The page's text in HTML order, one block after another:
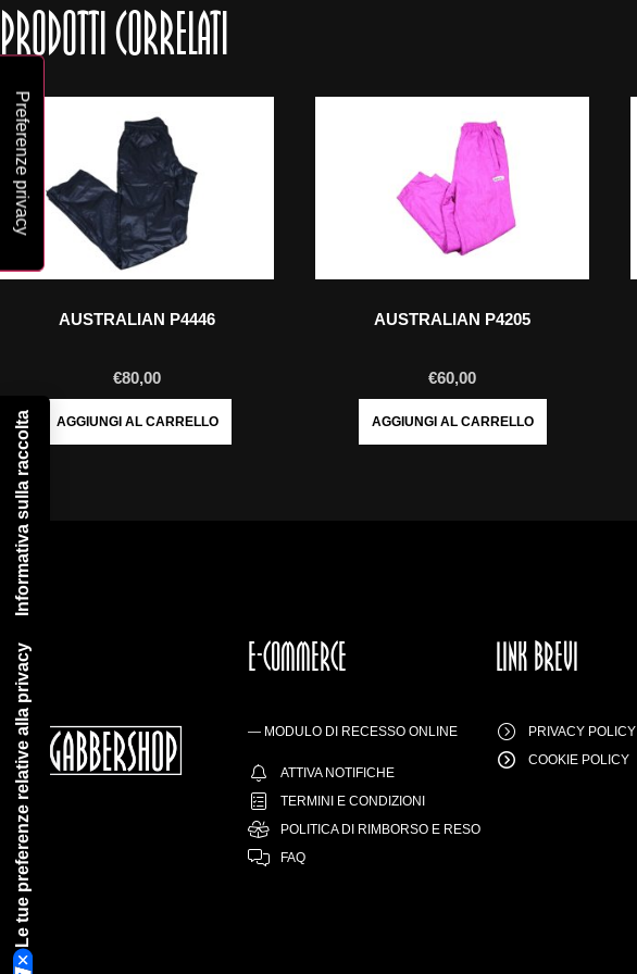
PRODOTTI CORRELATI
AUSTRALIAN P4446
€80,00
AGGIUNGI AL CARRELLO
AUSTRALIAN P4205
€60,00
AGGIUNGI AL CARRELLO
E-COMMERCE
— MODULO DI RECESSO ONLINE
ATTIVA NOTIFICHE
TERMINI E CONDIZIONI
POLITICA DI RIMBORSO E RESO
FAQ
LINK BREVI
PRIVACY POLICY
COOKIE POLICY
Le tue preferenze relative alla privacy
Informativa sulla raccolta